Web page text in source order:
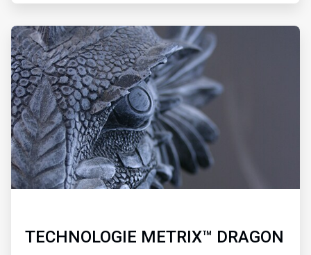
ArticleTile
2
de
2
TECHNOLOGIE METRIX™ DRAGON